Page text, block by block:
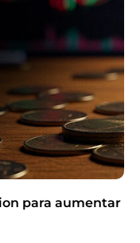
para aumentar